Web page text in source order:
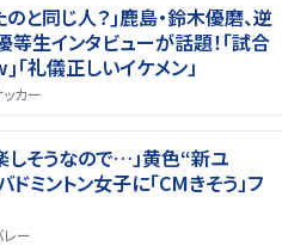
と同じ人？｣鹿島・鈴木優磨、逆
等生インタビューが話題！｢試合
｢礼儀正しいイケメン」
カー
しそうなので…」黄色“新ユ
ミントン女子に「CMきそう」フ
レー